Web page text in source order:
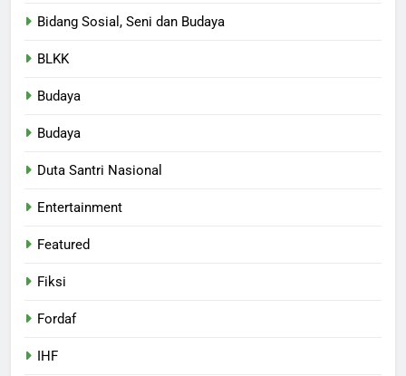
Bidang Sosial, Seni dan Budaya
BLKK
Budaya
Budaya
Duta Santri Nasional
Entertainment
Featured
Fiksi
Fordaf
IHF